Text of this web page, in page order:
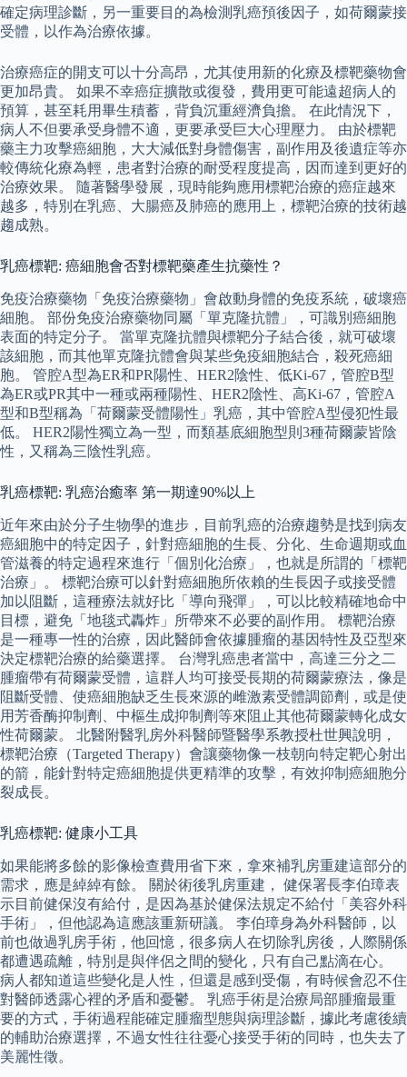
確定病理診斷，另一重要目的為檢測乳癌預後因子，如荷爾蒙接
受體，以作為治療依據。
治療癌症的開支可以十分高昂，尤其使用新的化療及標靶藥物會
更加昂貴。 如果不幸癌症擴散或復發，費用更可能遠超病人的
預算，甚至耗用畢生積蓄，背負沉重經濟負擔。 在此情況下，
病人不但要承受身體不適，更要承受巨大心理壓力。 由於標靶
藥主力攻擊癌細胞，大大減低對身體傷害，副作用及後遺症等亦
較傳統化療為輕，患者對治療的耐受程度提高，因而達到更好的
治療效果。 隨著醫學發展，現時能夠應用標靶治療的癌症越來
越多，特別在乳癌、大腸癌及肺癌的應用上，標靶治療的技術越
趨成熟。
乳癌標靶: 癌細胞會否對標靶藥產生抗藥性？
免疫治療藥物「免疫治療藥物」會啟動身體的免疫系統，破壞癌
細胞。 部份免疫治療藥物同屬「單克隆抗體」，可識別癌細胞
表面的特定分子。 當單克隆抗體與標靶分子結合後，就可破壞
該細胞，而其他單克隆抗體會與某些免疫細胞結合，殺死癌細
胞。 管腔A型為ER和PR陽性、HER2陰性、低Ki-67，管腔B型
為ER或PR其中一種或兩種陽性、HER2陰性、高Ki-67，管腔A
型和B型稱為「荷爾蒙受體陽性」乳癌，其中管腔A型侵犯性最
低。 HER2陽性獨立為一型，而類基底細胞型則3種荷爾蒙皆陰
性，又稱為三陰性乳癌。
乳癌標靶: 乳癌治癒率 第一期達90%以上
近年來由於分子生物學的進步，目前乳癌的治療趨勢是找到病友
癌細胞中的特定因子，針對癌細胞的生長、分化、生命週期或血
管滋養的特定過程來進行「個別化治療」，也就是所謂的「標靶
治療」。 標靶治療可以針對癌細胞所依賴的生長因子或接受體
加以阻斷，這種療法就好比「導向飛彈」，可以比較精確地命中
目標，避免「地毯式轟炸」所帶來不必要的副作用。 標靶治療
是一種專一性的治療，因此醫師會依據腫瘤的基因特性及亞型來
決定標靶治療的給藥選擇。 台灣乳癌患者當中，高達三分之二
腫瘤帶有荷爾蒙受體，這群人均可接受長期的荷爾蒙療法，像是
阻斷受體、使癌細胞缺乏生長來源的雌激素受體調節劑，或是使
用芳香酶抑制劑、中樞生成抑制劑等來阻止其他荷爾蒙轉化成女
性荷爾蒙。 北醫附醫乳房外科醫師暨醫學系教授杜世興說明，
標靶治療（Targeted Therapy）會讓藥物像一枝朝向特定靶心射出
的箭，能針對特定癌細胞提供更精準的攻擊，有效抑制癌細胞分
裂成長。
乳癌標靶: 健康小工具
如果能將多餘的影像檢查費用省下來，拿來補乳房重建這部分的
需求，應是綽綽有餘。 關於術後乳房重建， 健保署長李伯璋表
示目前健保沒有給付，是因為基於健保法規定不給付「美容外科
手術」，但他認為這應該重新研議。 李伯璋身為外科醫師，以
前也做過乳房手術，他回憶，很多病人在切除乳房後，人際關係
都遭遇疏離，特別是與伴侶之間的變化，只有自己點滴在心。
病人都知道這些變化是人性，但還是感到受傷，有時候會忍不住
對醫師透露心裡的矛盾和憂鬱。 乳癌手術是治療局部腫瘤最重
要的方式，手術過程能確定腫瘤型態與病理診斷，據此考慮後續
的輔助治療選擇，不過女性往往憂心接受手術的同時，也失去了
美麗性徵。